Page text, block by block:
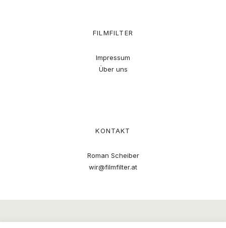
FILMFILTER
Impressum
Über uns
KONTAKT
Roman Scheiber
wir@filmfilter.at